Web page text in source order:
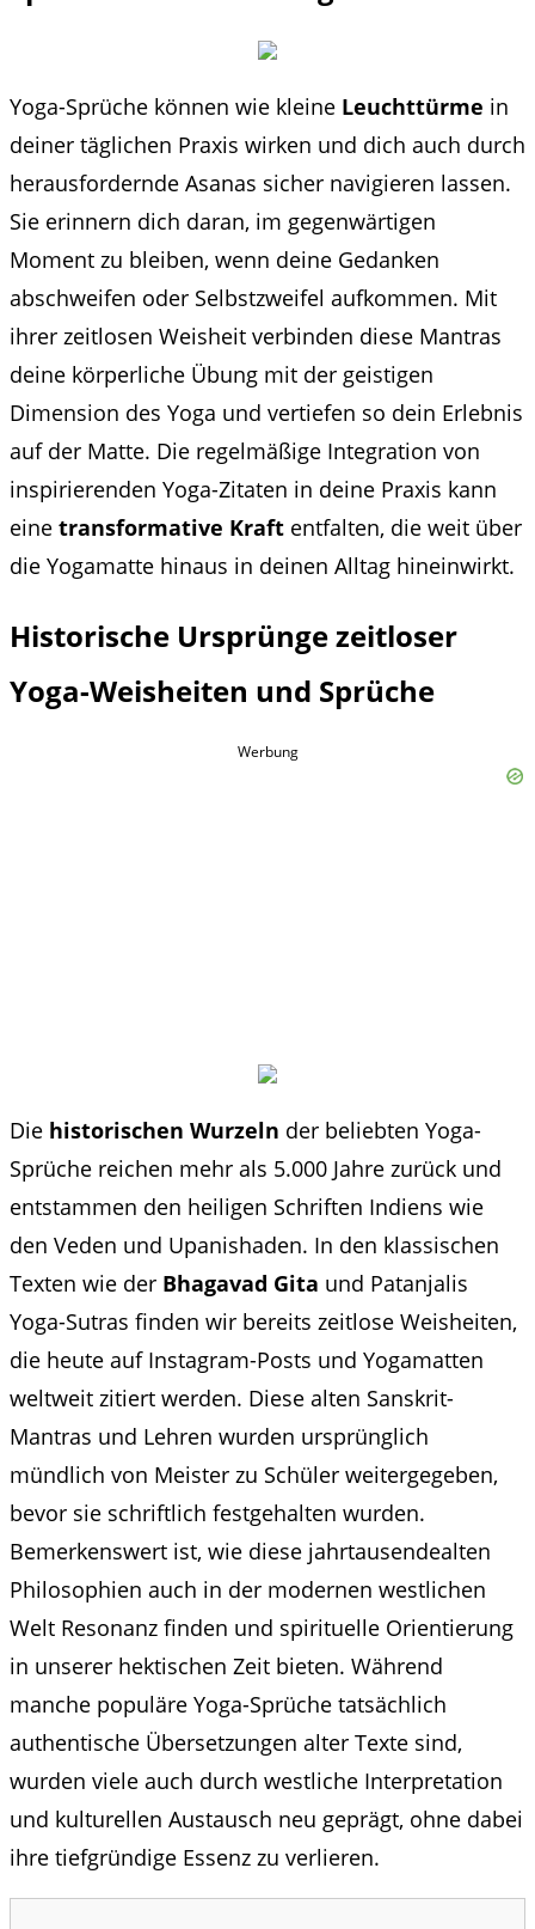
Yoga-Sprüche können wie kleine Leuchttürme in
deiner täglichen Praxis wirken und dich auch durch
herausfordernde Asanas sicher navigieren lassen.
Sie erinnern dich daran, im gegenwärtigen
Moment zu bleiben, wenn deine Gedanken
abschweifen oder Selbstzweifel aufkommen. Mit
ihrer zeitlosen Weisheit verbinden diese Mantras
deine körperliche Übung mit der geistigen
Dimension des Yoga und vertiefen so dein Erlebnis
auf der Matte. Die regelmäßige Integration von
inspirierenden Yoga-Zitaten in deine Praxis kann
eine transformative Kraft entfalten, die weit über
die Yogamatte hinaus in deinen Alltag hineinwirkt.
Historische Ursprünge zeitloser
Yoga-Weisheiten und Sprüche
Werbung
Die historischen Wurzeln der beliebten Yoga-
Sprüche reichen mehr als 5.000 Jahre zurück und
entstammen den heiligen Schriften Indiens wie
den Veden und Upanishaden. In den klassischen
Texten wie der Bhagavad Gita und Patanjalis
Yoga-Sutras finden wir bereits zeitlose Weisheiten,
die heute auf Instagram-Posts und Yogamatten
weltweit zitiert werden. Diese alten Sanskrit-
Mantras und Lehren wurden ursprünglich
mündlich von Meister zu Schüler weitergegeben,
bevor sie schriftlich festgehalten wurden.
Bemerkenswert ist, wie diese jahrtausendealten
Philosophien auch in der modernen westlichen
Welt Resonanz finden und spirituelle Orientierung
in unserer hektischen Zeit bieten. Während
manche populäre Yoga-Sprüche tatsächlich
authentische Übersetzungen alter Texte sind,
wurden viele auch durch westliche Interpretation
und kulturellen Austausch neu geprägt, ohne dabei
ihre tiefgründige Essenz zu verlieren.